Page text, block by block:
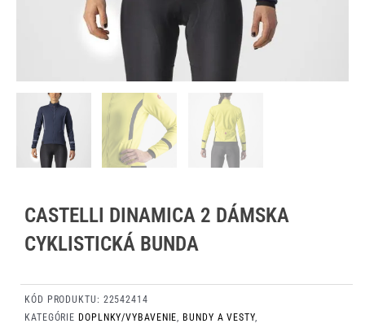
CASTELLI DINAMICA 2 DÁMSKA
CYKLISTICKÁ BUNDA
KÓD PRODUKTU: 22542414
KATEGÓRIE DOPLNKY/VYBAVENIE BUNDY A VESTY,